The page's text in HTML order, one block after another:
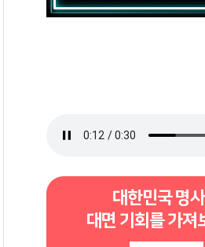
대한민국 명
대면 기회를 가져